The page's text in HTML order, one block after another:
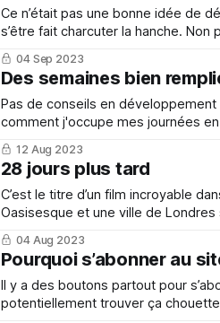
Ce n’était pas une bonne idée de
s’être fait charcuter la hanche.
après coup.
04 Sep 2023
Des semaines bien
Pas de conseils en
comment j'occupe mes journées
12 Aug 2023
28 jours plus tard
C’est le titre d’un film incroyable
Oasisesque et une ville de Londres
mon opération de la hanche.
04 Aug 2023
Pourquoi s’abonner au
Il y a des boutons partout pour
potentiellement trouver ça